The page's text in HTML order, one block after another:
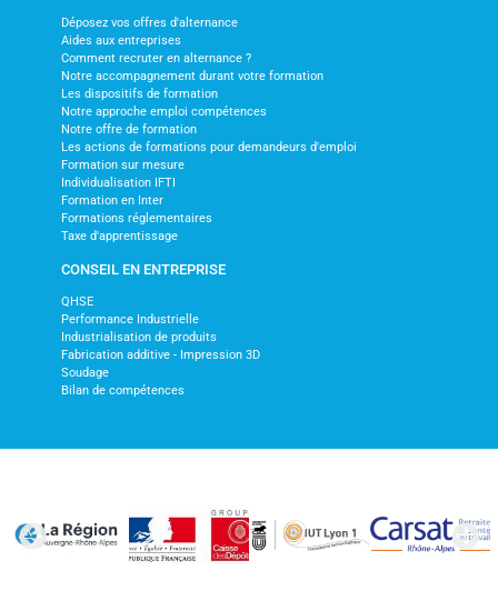
Déposez vos offres d'alternance
Aides aux entreprises
Comment recruter en alternance ?
Notre accompagnement durant votre formation
Les dispositifs de formation
Notre approche emploi compétences
Notre offre de formation
Les actions de formations pour demandeurs d'emploi
Formation sur mesure
Individualisation IFTI
Formation en Inter
Formations réglementaires
Taxe d'apprentissage
CONSEIL EN ENTREPRISE
QHSE
Performance Industrielle
Industrialisation de produits
Fabrication additive - Impression 3D
Soudage
Bilan de compétences